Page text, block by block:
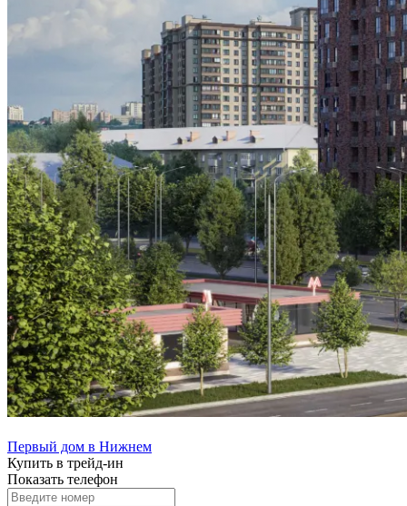
Первый дом в Нижнем
Купить в трейд-ин
Показать телефон